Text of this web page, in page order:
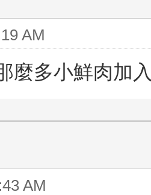
AM
麼多小鮮肉加
AM